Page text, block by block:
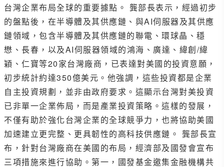
台灣企業布局全球的重要據點。 龔部長表示，經過初步
的盤點後，在半導體及其供應鏈、與AI伺服器及其供應
鏈領域，包含半導體及其供應鏈的聯電、環球晶、穩
懋、長春，以及AI伺服器領域的鴻海、廣達、緯創/緯
穎、仁寶等20家台灣廠商，已表達對美國的投資意願，
初步統計約達350億美元。他強調，這些投資都是企業
自主投資規劃，並非由政府要求。這顯示台灣對美投資
已非單一企業佈局，而是產業投資策略。這樣的發展，
不僅有助於強化台灣企業的全球競爭力，也將協助美國
加速建立更完整、更具韌性的高科技供應鏈。 龔部長宣
布，針對台灣廠商在美國的布局，經濟部及國發會宣布
三項措施來進行協助。第一，國發基金邀集金融機構共